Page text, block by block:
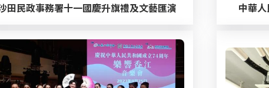
田民政事務署十一國慶升旗禮及文藝匯演
中華